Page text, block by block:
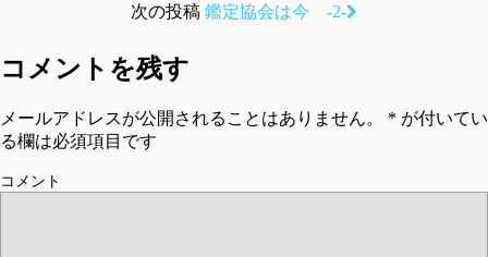
次の投稿 鑑定協会は今 -2-
コメントを残す
メールアドレスが公開されることはありません。 * が付いてい
る欄は必須項目です
コメント